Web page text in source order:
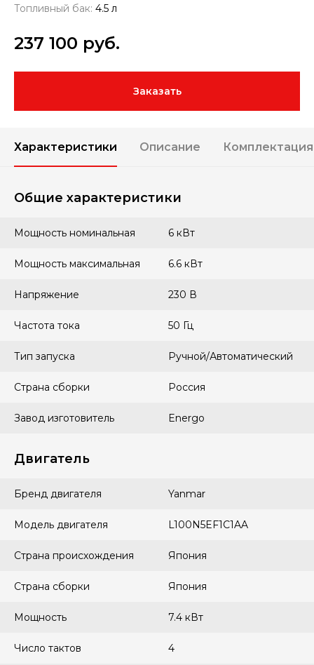
Топливный бак: 4.5 л
237 100 руб.
Заказать
Характеристики Описание Комплектация
Общие характеристики
Мощность номинальная 6 кВт
Мощность максимальная 6.6 кВт
Напряжение 230 В
Частота тока 50 Гц
Тип запуска Ручной/Автоматический
Страна сборки Россия
Завод изготовитель Energo
Двигатель
Бренд двигателя Yanmar
Модель двигателя L100N5EF1C1AA
Страна происхождения Япония
Страна сборки Япония
Мощность 7.4 кВт
Число тактов 4